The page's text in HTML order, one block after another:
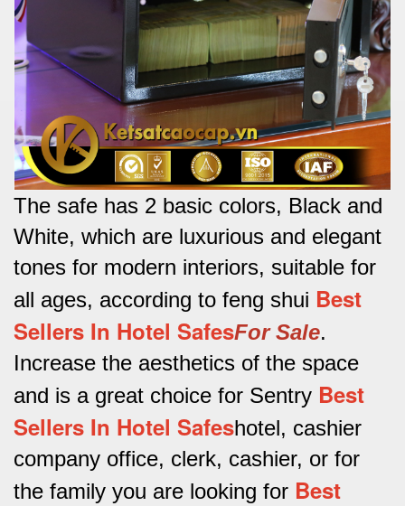
The safe has 2 basic colors, Black and
White, which are luxurious and elegant
tones for modern interiors, suitable for
all ages, according to feng shui Best
Sellers In Hotel SafesFor Sale.
Increase the aesthetics of the space
and is a great choice for Sentry Best
Sellers In Hotel Safeshotel, cashier
company office, clerk, cashier, or for
the family you are looking for Best